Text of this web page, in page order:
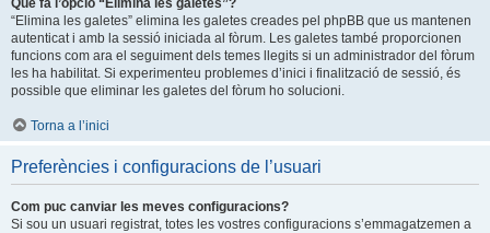
Què fa l’opció “Elimina les galetes”?
“Elimina les galetes” elimina les galetes creades pel phpBB que us mantenen
autenticat i amb la sessió iniciada al fòrum. Les galetes també proporcionen
funcions com ara el seguiment dels temes llegits si un administrador del fòrum
les ha habilitat. Si experimenteu problemes d’inici i finalització de sessió, és
possible que eliminar les galetes del fòrum ho solucioni.
Torna a l’inici
Preferències i configuracions de l’usuari
Com puc canviar les meves configuracions?
Si sou un usuari registrat, totes les vostres configuracions s’emmagatzemen a